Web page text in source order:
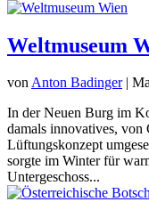
Weltmuseum
vonAnton Badinger|
In der Neuen Burg im
damals innovatives,
Lüftungskonzept
sorgte im Winter für
Untergeschoss...